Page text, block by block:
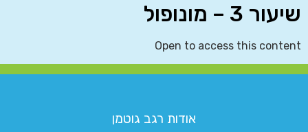
שיעור 3 – מונופול
Open to access this content
אודות רגב גוטמן